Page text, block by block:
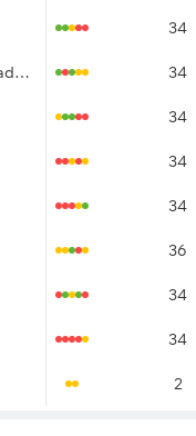
34
Borussia M'gladbach 34
34
34
34
36
34
34
2